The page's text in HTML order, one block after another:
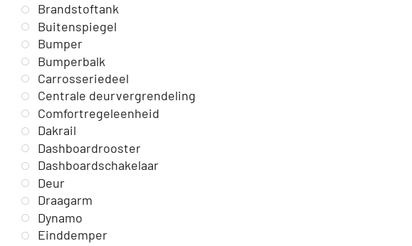
Brandstoftank
Buitenspiegel
Bumper
Bumperbalk
Carrosseriedeel
Centrale deurvergrendeling
Comfortregeleenheid
Dakrail
Dashboardrooster
Dashboardschakelaar
Deur
Draagarm
Dynamo
Einddemper